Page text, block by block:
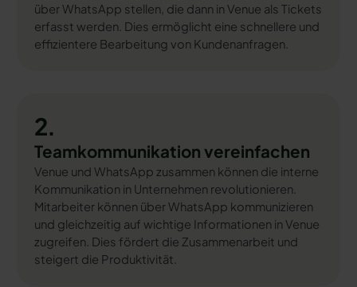
über WhatsApp stellen, die dann in Venue als Tickets
erfasst werden. Dies ermöglicht eine schnellere und
effizientere Bearbeitung von Kundenanfragen.
2.
Teamkommunikation vereinfachen
Venue und WhatsApp zusammen können die interne
Kommunikation in Unternehmen revolutionieren.
Mitarbeiter können über WhatsApp kommunizieren
und gleichzeitig auf wichtige Informationen in Venue
zugreifen. Dies fördert die Zusammenarbeit und
steigert die Produktivität.